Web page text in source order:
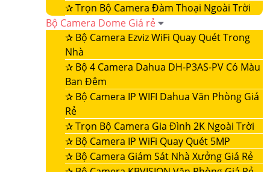
✰Trọn Bộ Camera Đàm Thoại Ngoài Trời
Bộ Camera Dome Giá rẻ
✰ Bộ Camera Ezviz WiFi Quay Quét Trong
Nhà
✰ Bộ 4 Camera Dahua DH-P3AS-PV Có Màu
Ban Đêm
✰ Bộ Camera IP WIFI Dahua Văn Phòng Giá
Rẻ
✰Trọn Bộ Camera Gia Đình 2K Ngoài Trời
✰ Bộ Camera IP WiFi Quay Quét 5MP
✰ Bộ Camera Giám Sát Nhà Xưởng Giá Rẻ